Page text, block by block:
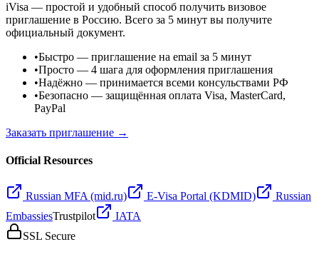
iVisa — простой и удобный способ получить визовое
приглашение в Россию. Всего за 5 минут вы получите
официальный документ.
•Быстро — приглашение на email за 5 минут
•Просто — 4 шага для оформления приглашения
•Надёжно — принимается всеми консульствами РФ
•Безопасно — защищённая оплата Visa, MasterCard,
PayPal
Заказать приглашение →
Official Resources
Russian MFA (mid.ru) E-Visa Portal (KDMID)
Russian
EmbassiesTrustpilot
IATA
SSL Secure